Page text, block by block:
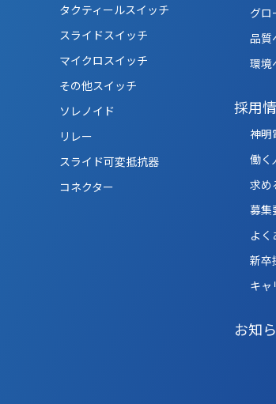
タクティールスイッチ
スライドスイッチ
マイクロスイッチ
その他スイッチ
ソレノイド
リレー
スライド可変抵抗器
コネクター
グロ
品質
環境
採用
神明
働く
求め
募集
よ
新卒
キャ
お知